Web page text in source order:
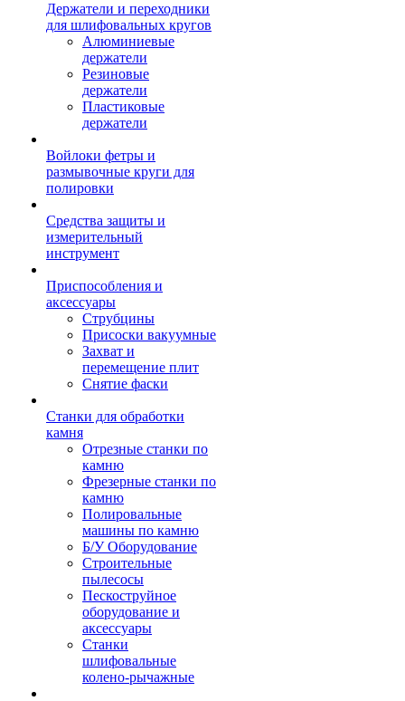
Держатели и переходники
для шлифовальных кругов
Алюминиевые
держатели
Резиновые
держатели
Пластиковые
держатели
Войлоки фетры и
размывочные круги для
полировки
Средства защиты и
измерительный
инструмент
Приспособления и
аксессуары
Струбцины
Присоски вакуумные
Захват и
перемещение плит
Снятие фаски
Станки для обработки
камня
Отрезные станки по
камню
Фрезерные станки по
камню
Полировальные
машины по камню
Б/У Оборудование
Строительные
пылесосы
Пескоструйное
оборудование и
аксессуары
Станки
шлифовальные
колено-рычажные